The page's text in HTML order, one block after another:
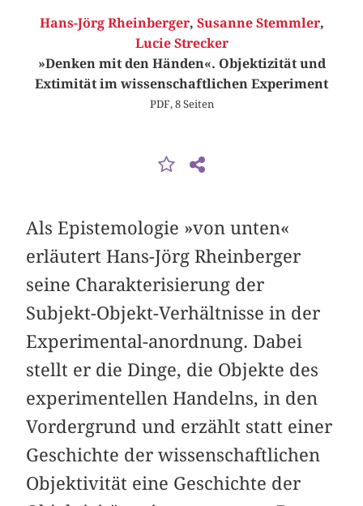
Hans-Jörg Rheinberger, Susanne Stemmler,
Lucie Strecker
»Denken mit den Händen«. Objektizität und
Extimität im wissenschaftlichen Experiment
PDF, 8 Seiten
Als Epistemologie »von unten«
erläutert Hans-Jörg Rheinberger
seine Charakterisierung der
Subjekt-Objekt-Verhältnisse in der
Experimental-anordnung. Dabei
stellt er die Dinge, die Objekte des
experimentellen Handelns, in den
Vordergrund und erzählt statt einer
Geschichte der wissenschaftlichen
Objektivität eine Geschichte der